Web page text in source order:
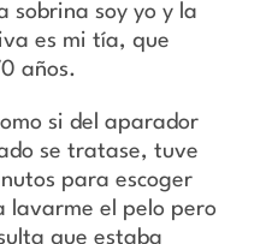
sobrina soy yo y la
es mi tía, que
años.
si del aparador
se tratase, tuve
para escoger
lavarme el pelo pero
que estaba